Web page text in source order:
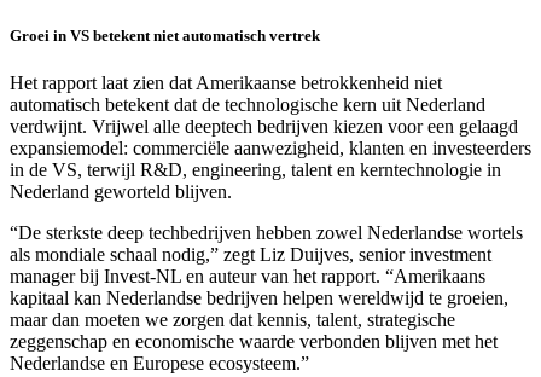
Groei in VS betekent niet automatisch vertrek
Het rapport laat zien dat Amerikaanse betrokkenheid niet
automatisch betekent dat de technologische kern uit Nederland
verdwijnt. Vrijwel alle deeptech bedrijven kiezen voor een gelaagd
expansiemodel: commerciële aanwezigheid, klanten en investeerders
in de VS, terwijl R&D, engineering, talent en kerntechnologie in
Nederland geworteld blijven.
“De sterkste deep techbedrijven hebben zowel Nederlandse wortels
als mondiale schaal nodig,” zegt Liz Duijves, senior investment
manager bij Invest-NL en auteur van het rapport. “Amerikaans
kapitaal kan Nederlandse bedrijven helpen wereldwijd te groeien,
maar dan moeten we zorgen dat kennis, talent, strategische
zeggenschap en economische waarde verbonden blijven met het
Nederlandse en Europese ecosysteem.”